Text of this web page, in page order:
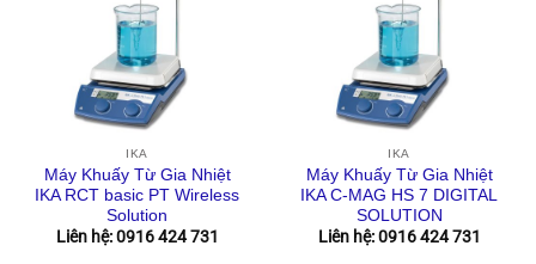
IKA
Máy Khuấy Từ Gia Nhiệt
IKA RCT basic PT Wireless
Solution
Liên hệ: 0916 424 731
IKA
Máy Khuấy Từ Gia Nhiệt
IKA C-MAG HS 7 DIGITAL
SOLUTION
Liên hệ: 0916 424 731